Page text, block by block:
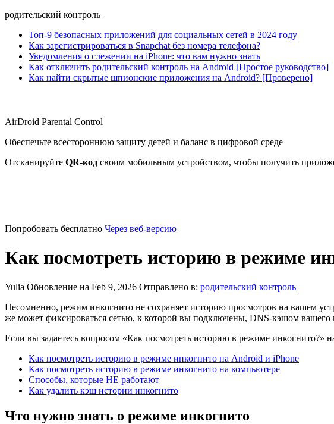
родительский контроль
Топ-9 безопасных приложений для социальных сетей в 2024 году
Как зарегистрироваться в Snapchat без номера телефона?
Уведомления о слежении на iPhone: что вам нужно знать
Как отключить родительский контроль на Android [Простое руководство]
Как найти скрытые шпионские приложения на Android? [Проверено]
AirDroid Parental Control
Обеспечьте всестороннюю защиту детей и баланс в цифровой среде
Отсканируйте QR-код своим мобильным устройством, чтобы получить
Попробовать бесплатно Через веб-версию
Как посмотреть историю в режиме
Yulia Обновление на Feb 9, 2026 Отправлено в: родительский контроль
Несомненно, режим инкогнито не сохраняет историю просмотров на вашем
же может фиксироваться сетью, к которой вы подключены, DNS-кэшом
Если вы задаетесь вопросом «Как посмотреть историю в режиме
Как посмотреть историю в режиме инкогнито на Android и iPhone
Как посмотреть историю в режиме инкогнито на компьютере
Способы, которые НЕ работают
Как удалить кэш истории инкогнито
Что нужно знать о режиме инкогнито